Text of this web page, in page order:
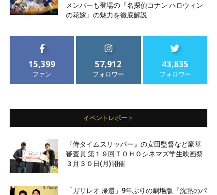
メンバーも登場の『名探偵コナン ハロウィン
の花嫁』の魅力を徹底解説
15,399
ファン
57,912
フォロワー
43,835
フォロワー
イベントレポート
『侍タイムスリッパー』の安田監督など豪華
審査員 第１９回ＴＯＨＯシネマズ学生映画祭
３月３０日(月)開催
「ガリレオ 帰還」9年ぶりの劇場版『沈黙のパ